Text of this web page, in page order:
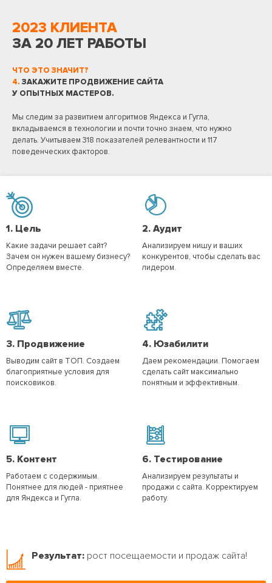
2023 КЛИЕНТА
ЗА 20 ЛЕТ РАБОТЫ
ЧТО ЭТО ЗНАЧИТ?
4. ЗАКАЖИТЕ ПРОДВИЖЕНИЕ САЙТА
У ОПЫТНЫХ МАСТЕРОВ.
Мы следим за развитием алгоритмов Яндекса и Гугла,
вкладываемся в технологии и почти точно знаем, что нужно
делать. Учитываем 318 показателей релевантности и 117
поведенческих факторов.
1. Цель
Какие задачи решает сайт?
Зачем он нужен вашему бизнесу?
Определяем вместе.
2. Аудит
Анализируем нишу и ваших
конкурентов, чтобы сделать вас
лидером.
3. Продвижение
Выводим сайт в ТОП. Создаем
благоприятные условия для
поисковиков.
4. Юзабилити
Даем рекомендации. Помогаем
сделать сайт максимально
понятным и эффективным.
5. Контент
Работаем с содержимым.
Понятнее для людей - приятнее
для Яндекса и Гугла.
6. Тестирование
Анализируем результаты и
продажи с сайта. Корректируем
работу.
Результат: рост посещаемости и продаж сайта!